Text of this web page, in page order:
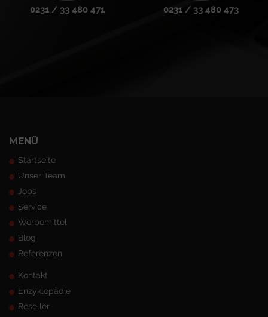
0231 / 33 480 471 0231 / 33 480 473
MENÜ
Startseite
Unser Team
Jobs
Service
Werbemittel
Blog
Referenzen
Kontakt
Enzyklopädie
Reseller